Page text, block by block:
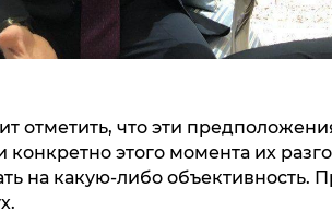
отметить, что эти
конкретно этого момента их
на какую-либо объективность.